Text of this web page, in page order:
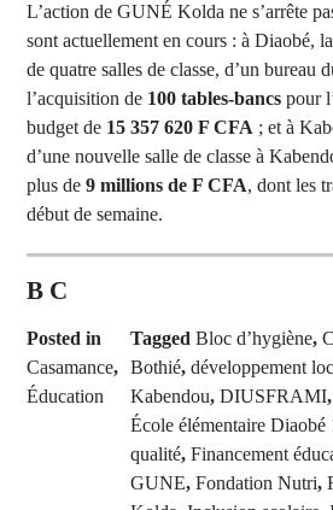
L’action de GUNÉ Kolda ne s’arrête
sont actuellement en cours : à Diaobé,
de quatre salles de classe, d’un bureau
l’acquisition de 100 tables-bancs pour
budget de 15 357 620 F CFA ; et à
d’une nouvelle salle de classe à
plus de 9 millions de F CFA, dont les
début de semaine.
B C
Posted in
Casamance,
Éducation
Tagged Bloc d’hygiène,
Bothié, développement
Kabendou, DIUSFRAMI,
École élémentaire Diaobé
qualité, Financement
GUNE, Fondation Nutri,